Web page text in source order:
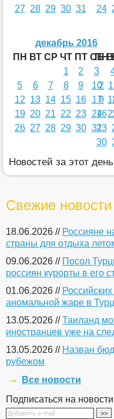
27 28 29 30 31
24
декабрь 2016
ПН ВТ СР ЧТ ПТ СБ
1
2 3
5
6 7 8 9 10
12 13 14 15 16 17
19 20 21 22 23 24
26 27 28 29 30 31
ПН
2
9
16
23
30
Новостей за этот день
Свежие новости
18.06.2026 // Россияне
страны для отдыха
09.06.2026 // Посол
россиян курорты в его
01.06.2026 //
аномальной жаре в
13.05.2026 //Таиланд
иностранцев уже на
13.05.2026 // Назван
рубежом
Все новости
Подписаться на новости